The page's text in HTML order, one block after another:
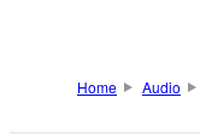
Home Audio